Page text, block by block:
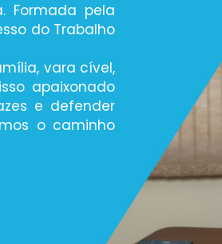
Formada pela
do Trabalho
vara cível,
apaixonado
e defender
o caminho